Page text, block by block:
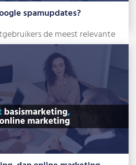
spamupdates?
de meest relevante
tonen. Om dat te
Lees meer »